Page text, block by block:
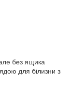
без ящика
для білизни з